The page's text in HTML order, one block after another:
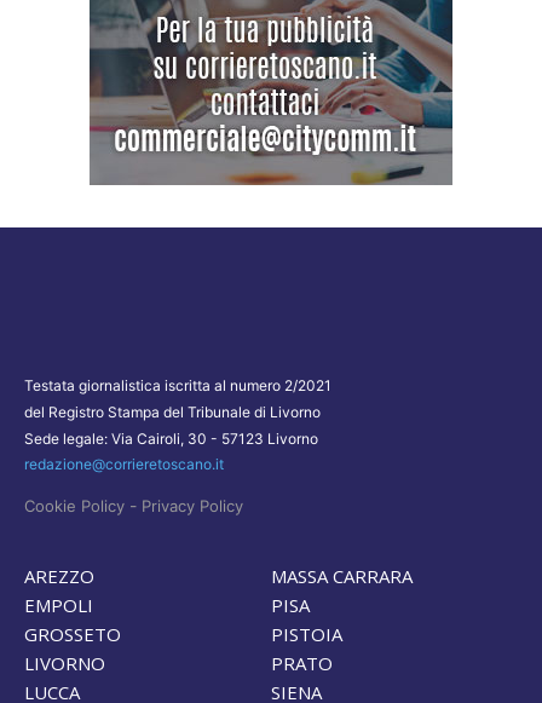
Testata giornalistica iscritta al numero 2/2021
del Registro Stampa del Tribunale di Livorno
Sede legale: Via Cairoli, 30 - 57123 Livorno
redazione@corrieretoscano.it
Cookie Policy - Privacy Policy
AREZZO
EMPOLI
GROSSETO
LIVORNO
LUCCA
MASSA CARRARA
PISA
PISTOIA
PRATO
SIENA